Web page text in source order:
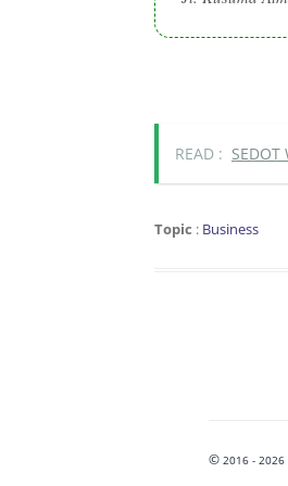
READ :
Topic : Business
© 2016 - 2026